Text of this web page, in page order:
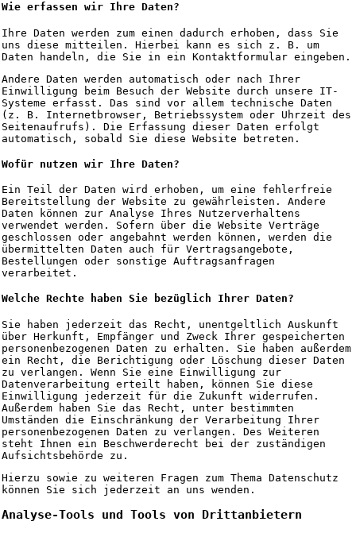
Wie erfassen wir Ihre Daten?
Ihre Daten werden zum einen dadurch erhoben, dass Sie
uns diese mitteilen. Hierbei kann es sich z. B. um
Daten handeln, die Sie in ein Kontaktformular eingeben.
Andere Daten werden automatisch oder nach Ihrer
Einwilligung beim Besuch der Website durch unsere IT-
Systeme erfasst. Das sind vor allem technische Daten
(z. B. Internetbrowser, Betriebssystem oder Uhrzeit des
Seitenaufrufs). Die Erfassung dieser Daten erfolgt
automatisch, sobald Sie diese Website betreten.
Wofür nutzen wir Ihre Daten?
Ein Teil der Daten wird erhoben, um eine fehlerfreie
Bereitstellung der Website zu gewährleisten. Andere
Daten können zur Analyse Ihres Nutzerverhaltens
verwendet werden. Sofern über die Website Verträge
geschlossen oder angebahnt werden können, werden die
übermittelten Daten auch für Vertragsangebote,
Bestellungen oder sonstige Auftragsanfragen
verarbeitet.
Welche Rechte haben Sie bezüglich Ihrer Daten?
Sie haben jederzeit das Recht, unentgeltlich Auskunft
über Herkunft, Empfänger und Zweck Ihrer gespeicherten
personenbezogenen Daten zu erhalten. Sie haben außerdem
ein Recht, die Berichtigung oder Löschung dieser Daten
zu verlangen. Wenn Sie eine Einwilligung zur
Datenverarbeitung erteilt haben, können Sie diese
Einwilligung jederzeit für die Zukunft widerrufen.
Außerdem haben Sie das Recht, unter bestimmten
Umständen die Einschränkung der Verarbeitung Ihrer
personenbezogenen Daten zu verlangen. Des Weiteren
steht Ihnen ein Beschwerderecht bei der zuständigen
Aufsichtsbehörde zu.
Hierzu sowie zu weiteren Fragen zum Thema Datenschutz
können Sie sich jederzeit an uns wenden.
Analyse-Tools und Tools von Dritt­anbietern